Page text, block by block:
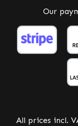
Our
All prices incl.